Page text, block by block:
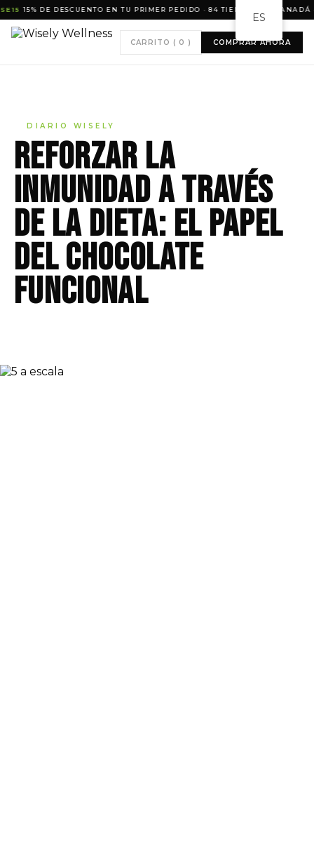
15% DE DESCUENTO EN TU PRIMER PEDIDO · 84 TIENDAS EN CANADÁ ·
CARRITO ( 0 ) COMPRAR AHORA
DIARIO WISELY
Reforzar la
inmunidad a través
de la dieta: el papel
del chocolate
funcional
ES